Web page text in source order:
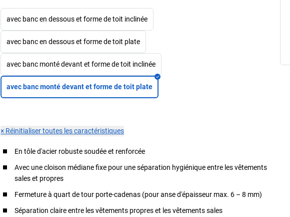
avec banc en dessous et forme de toit inclinée
avec banc en dessous et forme de toit plate
avec banc monté devant et forme de toit inclinée
avec banc monté devant et forme de toit plate
× Réinitialiser toutes les caractéristiques
En tôle d'acier robuste soudée et renforcée
Avec une cloison médiane fixe pour une séparation hygiénique entre les vêtements
sales et propres
Fermeture à quart de tour porte-cadenas (pour anse d'épaisseur max. 6 – 8 mm)
Séparation claire entre les vêtements propres et les vêtements sales